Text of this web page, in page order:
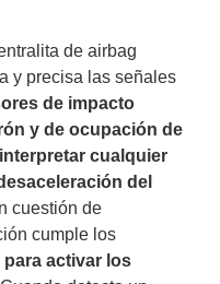
de airbag
y precisa las señales
de impacto
y de ocupación de
interpretar cualquier
del
cuestión de
cumple los
activar los